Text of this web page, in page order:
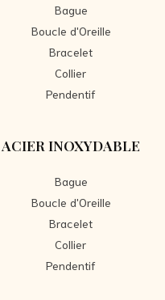
Bague
Boucle d'Oreille
Bracelet
Collier
Pendentif
ACIER INOXYDABLE
Bague
Boucle d'Oreille
Bracelet
Collier
Pendentif